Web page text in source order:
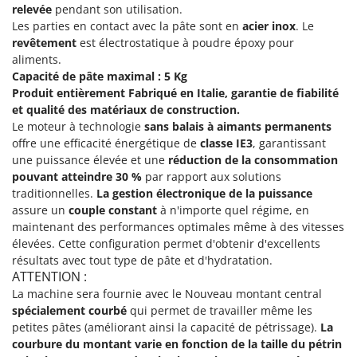
Pulvérisateurs
Pulvérisateurs portés
R
Rafraîchisseurs d'air par évaporation
Rampes de chargement en aluminium
Râpes à fromage électriques
Râteaux pour tracteur
Remplisseuses
Robots nettoyeurs de piscine
Robots Tondeuses
Rogneuses de souches
Rouleaux pour tracteur
S
Scies à os
Scies à Ruban
GRIFO
GVS
GYS
H
Hailo
Helvi
Henx
HiKOKI
Honda
I
Idromatic
Il-Tec
Imperia
Infaco
Intec
relevée pendant son utilisation.
Les parties en contact avec la pâte sont en acier inox. Le
revêtement est électrostatique à poudre époxy pour
aliments.
Capacité de pâte maximal : 5 Kg
Produit entièrement Fabriqué en Italie, garantie de fiabilité
et qualité des matériaux de construction.
Le moteur à technologie sans balais à aimants permanents
offre une efficacité énergétique de classe IE3, garantissant
une puissance élevée et une réduction de la consommation
pouvant atteindre 30 % par rapport aux solutions
traditionnelles. La gestion électronique de la puissance
assure un couple constant à n'importe quel régime, en
maintenant des performances optimales même à des vitesses
élevées. Cette configuration permet d'obtenir d'excellents
résultats avec tout type de pâte et d'hydratation.
ATTENTION :
La machine sera fournie avec le Nouveau montant central
spécialement courbé qui permet de travailler même les
petites pâtes (améliorant ainsi la capacité de pétrissage). La
courbure du montant varie en fonction de la taille du pétrin